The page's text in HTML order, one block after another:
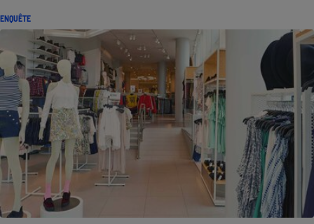
ENQUÊTE